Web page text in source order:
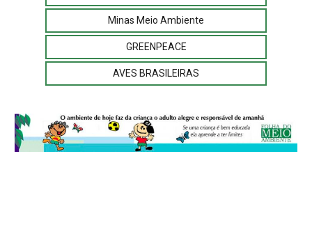
Minas Meio Ambiente
GREENPEACE
AVES BRASILEIRAS